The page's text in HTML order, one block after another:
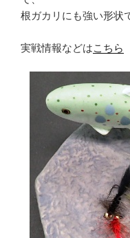
根ガカリにも強い形状
実戦情報などはこちら